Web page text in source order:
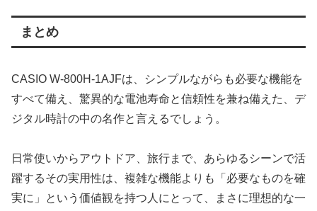
まとめ
CASIO W-800H-1AJFは、シンプルながらも必要な機能を
すべて備え、驚異的な電池寿命と信頼性を兼ね備えた、デ
ジタル時計の中の名作と言えるでしょう。
日常使いからアウトドア、旅行まで、あらゆるシーンで活
躍するその実用性は、複雑な機能よりも「必要なものを確
実に」という価値観を持つ人にとって、まさに理想的な一